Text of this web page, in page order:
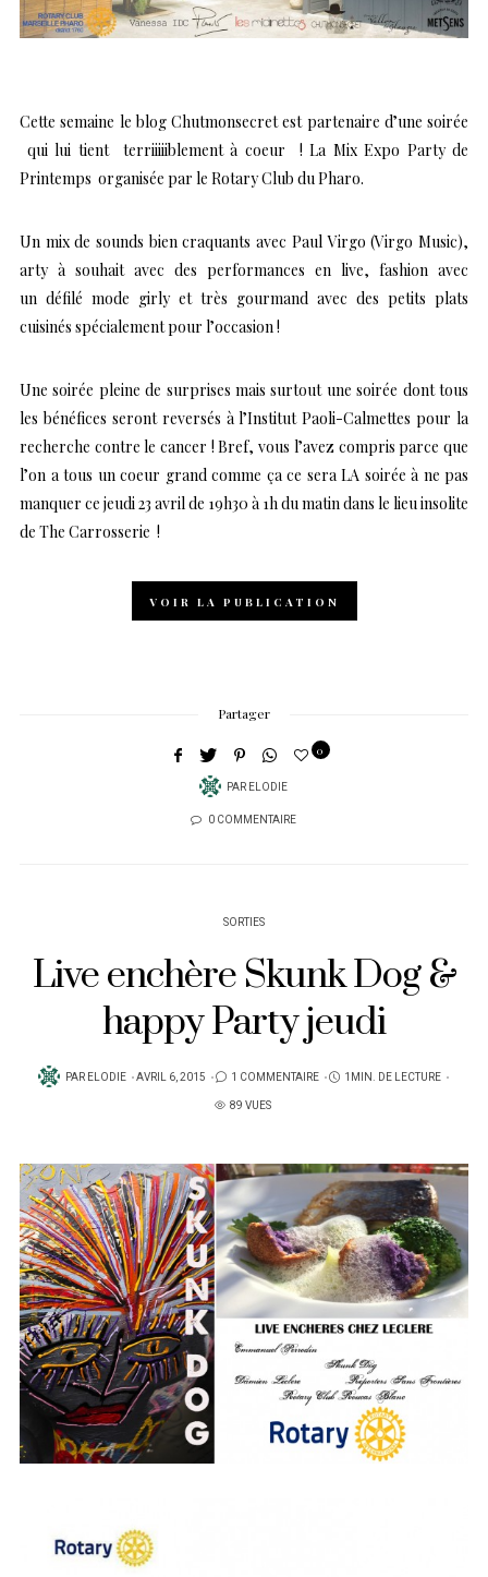
Cette semaine le blog Chutmonsecretest partenaire d’une soirée
qui lui tient terriiiiiblement à coeur ! La Mix Expo Party de
Printemps organisée par le Rotary Club du Pharo.
Un mix de sounds bien craquants avec Paul Virgo (Virgo Music),
arty à souhait avec des performances en live, fashion avec
un défilé mode girly et très gourmand avec des petits plats
cuisinés spécialement pour l’occasion !
Une soirée pleine de surprises mais surtout une soirée dont tous
les bénéfices seront reversés à l’Institut Paoli-Calmettes pour la
recherche contre le cancer ! Bref, vous l’avez compris parce que
l’on a tous un coeur grand comme ça ce sera LA soirée à ne pas
manquer ce jeudi 23 avril de 19h30 à 1h du matin dans le lieu insolite
de The Carrosserie !
VOIR LA PUBLICATION
Partager
PAR ELODIE
0
0 COMMENTAIRE
SORTIES
Live enchère Skunk Dog &
happy Party jeudi
PAR ELODIE
PUBLIÉ
AVRIL 6, 2015 1 COMMENTAIRE
1MIN. DE LECTURE
89 VUES